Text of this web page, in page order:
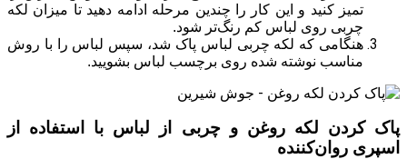
تمیز کنید و این کار را چندین مرحله ادامه دهید تا میزان لکه
چربی روی لباس کم رنگ‌تر شود.
هنگامی که لکه چربی لباس پاک شد، سپس لباس را با روش
مناسب نوشته شده روی برچسب لباس بشویید.
پاک کردن لکه روغن و چربی از لباس با استفاده از
اسپری روان‌کننده